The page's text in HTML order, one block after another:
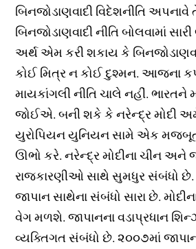
બિનજોડાણવાદી વિદેશનીતિ
બિનજોડાણવાદી નીતિ બોલવામાં
અર્થ એમ કરી શકાય કે
કોઈ મિત્ર ન કોઈ દુશ્મન. આજના
માયકાંગલી નીતિ ચાલે નહીં. ભારતને
જોઈએ. બની શકે કે નરેન્દ્ર મોદી
યુરોપિયન યુનિયન સામે એક
ઊભો કરે. નરેન્દ્ર મોદીના ચીન અને
રાજકારણીઓ સાથે સુમધુર સંબંધો
જાપાન સાથેના સંબંધો સારા છે.
વેગ મળશે. જાપાનના વડાપ્રધાન
વ્યક્તિગત સંબંધો છે. ૨૦૦૭માં